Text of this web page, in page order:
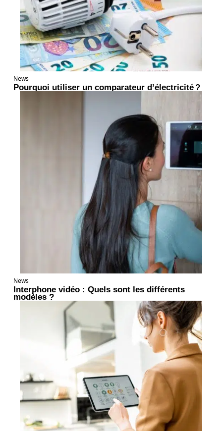
News
Pourquoi utiliser un comparateur d’électricité ?
News
Interphone vidéo : Quels sont les différents
modèles ?